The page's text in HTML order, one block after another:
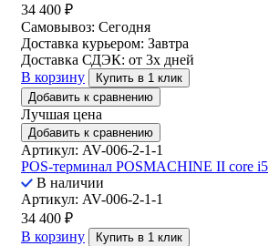
34 400 ₽
Самовывоз: Сегодня
Доставка курьером: Завтра
Доставка СДЭК: от 3х дней
В корзину
Купить в 1 клик
Добавить к сравнению
Лучшая цена
Добавить к сравнению
Артикул: AV-006-2-1-1
POS-терминал POSMACHINE II core i5
В наличии
Артикул: AV-006-2-1-1
34 400 ₽
В корзину
Купить в 1 клик